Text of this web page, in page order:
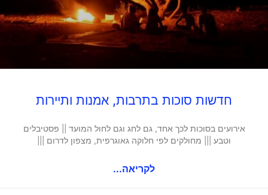
חדשות סוכות בתרבות, אמנות ותיירות
אירועים בסוכות לכך אחד, גם לחג וגם לחול המועד || פסטיבלים
וטבע ||| מחולקים לפי חלוקה גאוגרפית, מצפון לדרום |||
לקריאה...